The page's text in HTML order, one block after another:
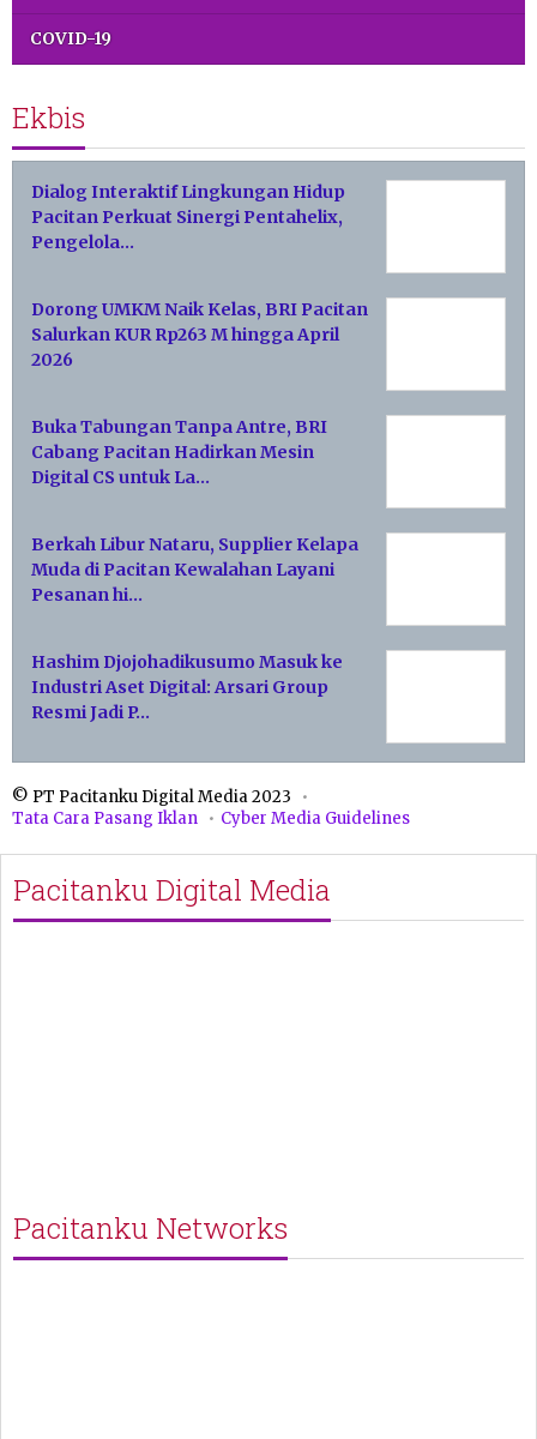
COVID-19
Ekbis
Dialog Interaktif Lingkungan Hidup
Pacitan Perkuat Sinergi Pentahelix,
Pengelola…
Dorong UMKM Naik Kelas, BRI Pacitan
Salurkan KUR Rp263 M hingga April
2026
Buka Tabungan Tanpa Antre, BRI
Cabang Pacitan Hadirkan Mesin
Digital CS untuk La…
Berkah Libur Nataru, Supplier Kelapa
Muda di Pacitan Kewalahan Layani
Pesanan hi…
Hashim Djojohadikusumo Masuk ke
Industri Aset Digital: Arsari Group
Resmi Jadi P…
© PT Pacitanku Digital Media 2023
Tata Cara Pasang Iklan
Cyber Media Guidelines
Pacitanku Digital Media
Pacitanku Networks